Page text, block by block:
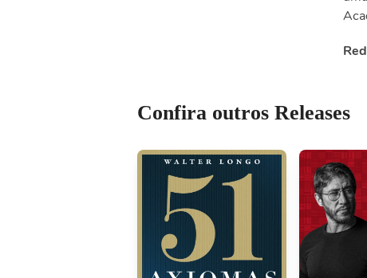
Confira outros Releases